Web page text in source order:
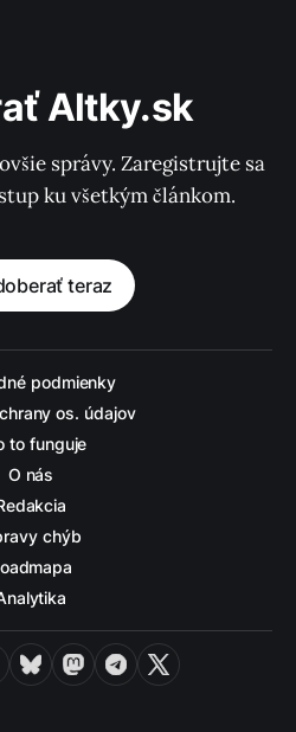
Altky.sk
správy. Zaregistrujte sa
ku všetkým článkom.
teraz
podmienky
os. údajov
to funguje
O nás
chýb
BlueskyMastodon
Telegram
X